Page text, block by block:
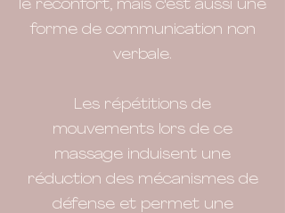
le réconfort, mais c'est aussi une
forme de communication non
verbale.
Les répétitions de
mouvements lors de ce
massage induisent une
réduction des mécanismes de
défense et permet une